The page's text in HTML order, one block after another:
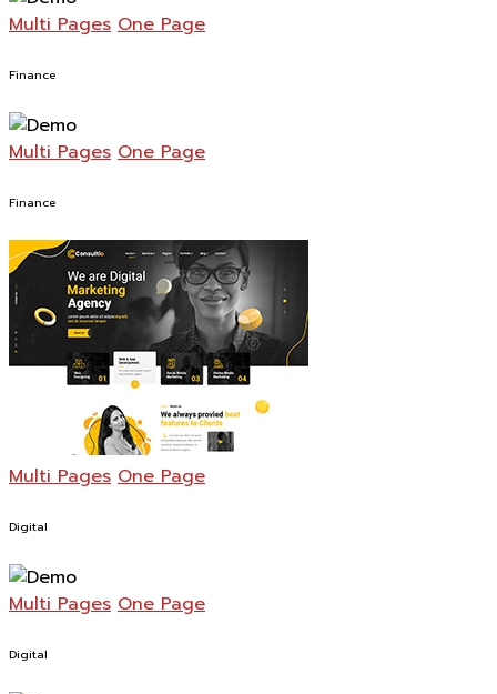
Multi Pages One Page
Finance
Multi Pages One Page
Finance
Multi Pages One Page
Digital
Multi Pages One Page
Digital